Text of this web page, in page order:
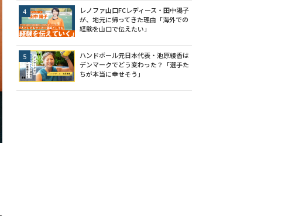
レノファ山口FCレディース・田中陽子
が、地元に帰ってきた理由「海外での
経験を山口で伝えたい」
ハンドボール元日本代表・池原綾香は
デンマークでどう変わった？「選手た
ちが本当に幸せそう」